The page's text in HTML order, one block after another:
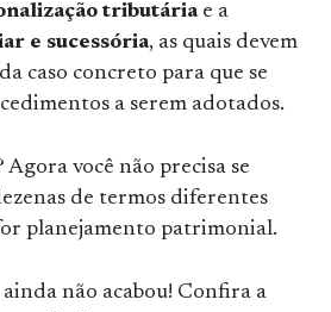
tributáriae a
e sucessória, as quais devem
caso concreto para que se
a serem adotados.
Agora você não precisa se
de termos diferentes
planejamento patrimonial.
não acabou! Confira a